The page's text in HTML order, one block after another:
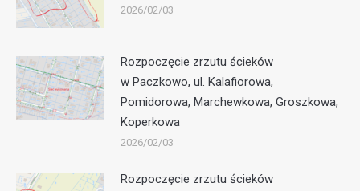
2026/02/03
Rozpoczęcie zrzutu ścieków
w Paczkowo, ul. Kalafiorowa,
Pomidorowa, Marchewkowa, Groszkowa,
Koperkowa
2026/02/03
Rozpoczęcie zrzutu ścieków